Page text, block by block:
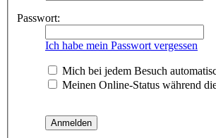
Passwort:
Ich habe mein Passwort vergessen
Mich bei jedem Besuch
Meinen Online-Status während